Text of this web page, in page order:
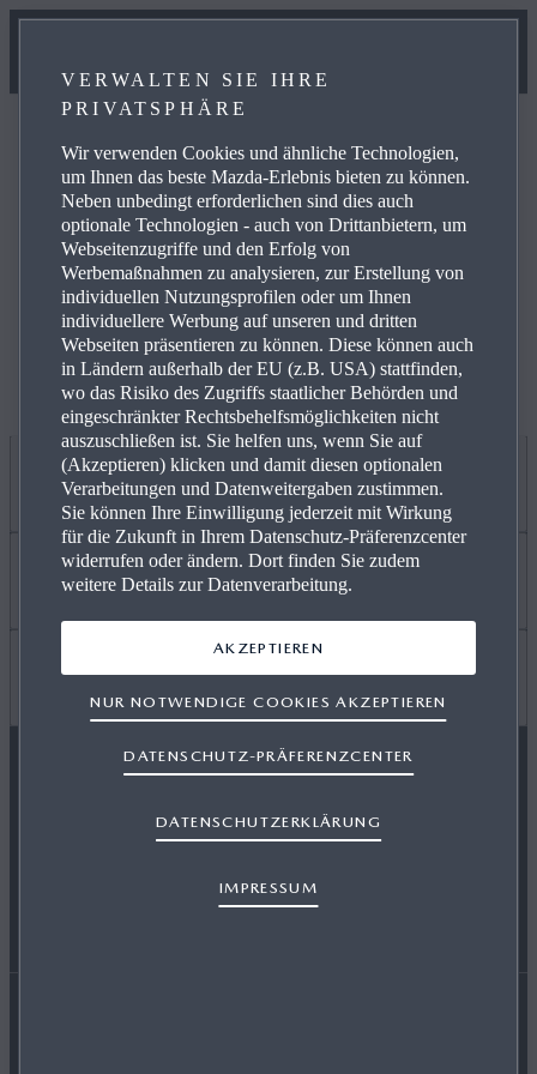
Weitere Informationen zur elektrischen Reichweite,
Energiekosten, KFZ-Steuer und CO₂-Kosten finden Sie
unterwww.mazda.de/Energieverbrauch.
Jetzt entdecken
ANGEBOT PRIVAT
GEWERBEKUNDEN
VERFÜGBARE NEUWAGEN
Mehr erfahren
KARRIERE / CAREERS
FREIE WERKSTÄTTEN
Wissenswertes
VERWALTEN SIE IHRE
PRIVATSPHÄRE
Wir verwenden Cookies und ähnliche Technologien,
um Ihnen das beste Mazda-Erlebnis bieten zu können.
Neben unbedingt erforderlichen sind dies auch
optionale Technologien - auch von Drittanbietern, um
Webseitenzugriffe und den Erfolg von
Werbemaßnahmen zu analysieren, zur Erstellung von
individuellen Nutzungsprofilen oder um Ihnen
individuellere Werbung auf unseren und dritten
Webseiten präsentieren zu können. Diese können auch
in Ländern außerhalb der EU (z.B. USA) stattfinden,
wo das Risiko des Zugriffs staatlicher Behörden und
eingeschränkter Rechtsbehelfsmöglichkeiten nicht
auszuschließen ist. Sie helfen uns, wenn Sie auf
(Akzeptieren) klicken und damit diesen optionalen
Verarbeitungen und Datenweitergaben zustimmen.
Sie können Ihre Einwilligung jederzeit mit Wirkung
für die Zukunft in Ihrem Datenschutz-Präferenzcenter
widerrufen oder ändern. Dort finden Sie zudem
weitere Details zur Datenverarbeitung.
DATENSCHUTZERKLÄRUNG
IMPRESSUM
DATENSCHUTZ-PRÄFERENZCENTER
NUR NOTWENDIGE COOKIES AKZEPTIEREN
AKZEPTIEREN